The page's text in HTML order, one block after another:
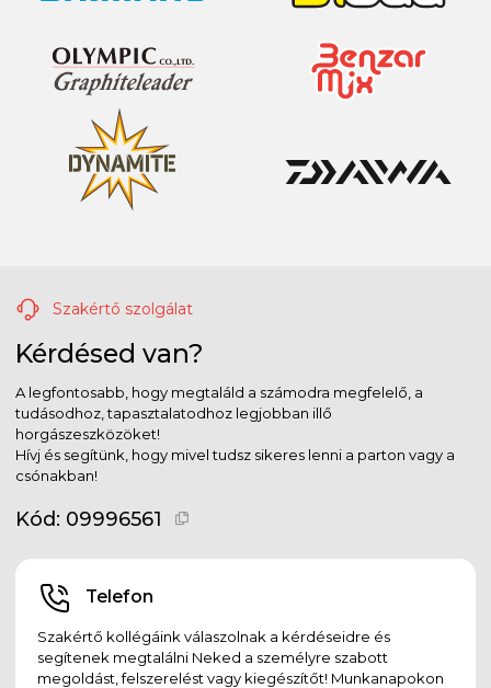
Szakértő szolgálat
Kérdésed van?
A legfontosabb, hogy megtaláld a számodra megfelelő, a
tudásodhoz, tapasztalatodhoz legjobban illő
horgászeszközöket!
Hívj és segítünk, hogy mivel tudsz sikeres lenni a parton vagy a
csónakban!
Kód: 09996561
Telefon
Szakértő kollégáink válaszolnak a kérdéseidre és
segítenek megtalálni Neked a személyre szabott
megoldást, felszerelést vagy kiegészítőt! Munkanapokon